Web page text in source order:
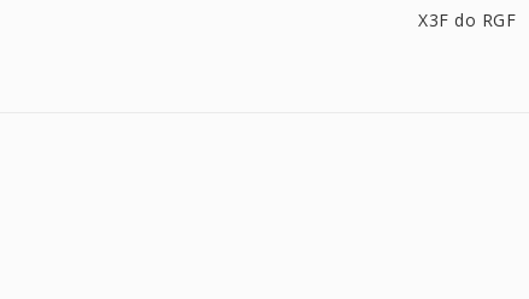
X3F do RGF